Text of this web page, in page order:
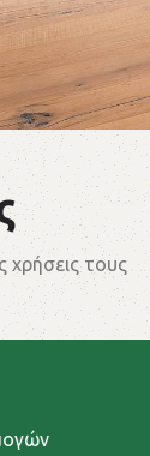
Flooring
χρήσεις τους